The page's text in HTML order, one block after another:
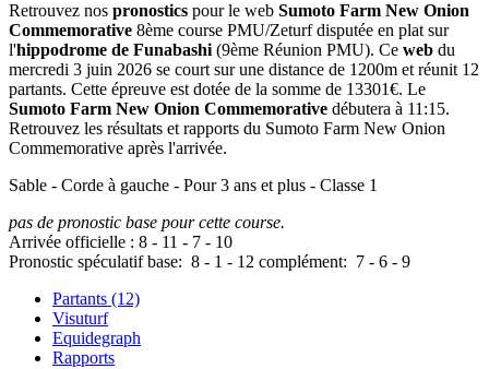
Retrouvez nos pronostics pour le web Sumoto Farm New Onion
Commemorative 8ème course PMU/Zeturf disputée en plat sur
l'hippodrome de Funabashi (9ème Réunion PMU). Ce web du
mercredi 3 juin 2026 se court sur une distance de 1200m et réunit 12
partants. Cette épreuve est dotée de la somme de 13301€. Le
Sumoto Farm New Onion Commemorative débutera à 11:15.
Retrouvez les résultats et rapports du Sumoto Farm New Onion
Commemorative après l'arrivée.
Sable - Corde à gauche - Pour 3 ans et plus - Classe 1
pas de pronostic base pour cette course.
Arrivée officielle : 8 - 11 - 7 - 10
Pronostic spéculatif base: 8 - 1 - 12 complément: 7 - 6 - 9
Partants (12)
Visuturf
Equidegraph
Rapports